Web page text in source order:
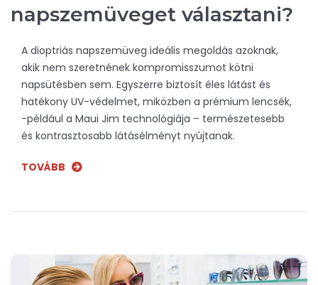
napszemüveget választani?
A dioptriás napszemüveg ideális megoldás azoknak,
akik nem szeretnének kompromisszumot kötni
napsütésben sem. Egyszerre biztosít éles látást és
hatékony UV-védelmet, miközben a prémium lencsék,
-például a Maui Jim technológiája – természetesebb
és kontrasztosabb látásélményt nyújtanak.
TOVÁBB